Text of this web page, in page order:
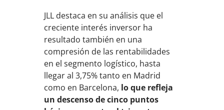
JLL destaca en su análisis que el
creciente interés inversor ha
resultado también en una
compresión de las rentabilidades
en el segmento logístico, hasta
llegar al 3,75% tanto en Madrid
como en Barcelona, lo que refleja
un descenso de cinco puntos